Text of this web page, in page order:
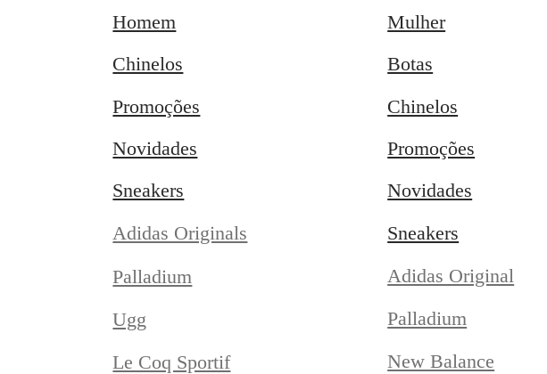
Homem
Chinelos
Promoções
Novidades
Sneakers
Adidas Originals
Palladium
Ugg
Le Coq Sportif
Mulher
Botas
Chinelos
Promoções
Novidades
Sneakers
Adidas Original
Palladium
New Balance